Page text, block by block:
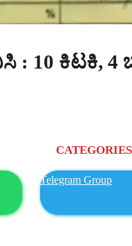
: 10 ಕಿಟಕಿ,
Telegram Group